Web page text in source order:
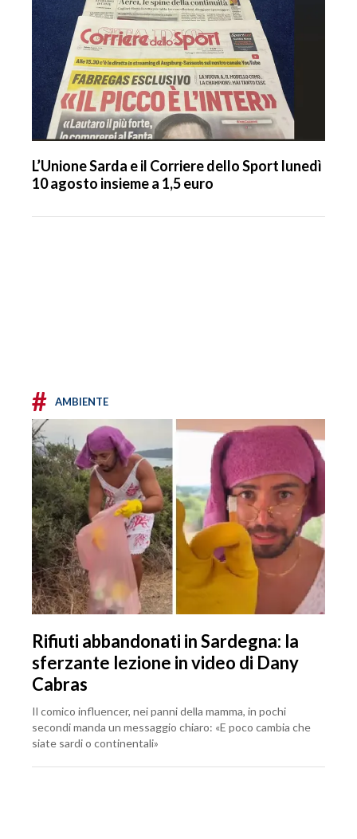
L’Unione Sarda e il Corriere dello Sport lunedì
10 agosto insieme a 1,5 euro
# AMBIENTE
Rifiuti abbandonati in Sardegna: la
sferzante lezione in video di Dany
Cabras
Il comico influencer, nei panni della mamma, in pochi
secondi manda un messaggio chiaro: «E poco cambia che
siate sardi o continentali»